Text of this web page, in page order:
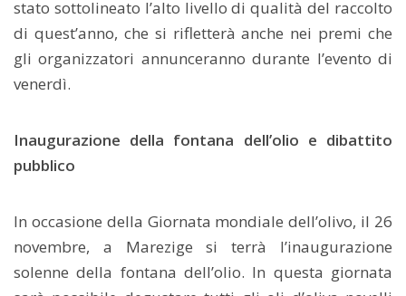
stato sottolineato l’alto livello di qualità del raccolto
di quest’anno, che si rifletterà anche nei premi che
gli organizzatori annunceranno durante l’evento di
venerdì.
Inaugurazione della fontana dell’olio e dibattito
pubblico
In occasione della Giornata mondiale dell’olivo, il 26
novembre, a Marezige si terrà l’inaugurazione
solenne della fontana dell’olio. In questa giornata